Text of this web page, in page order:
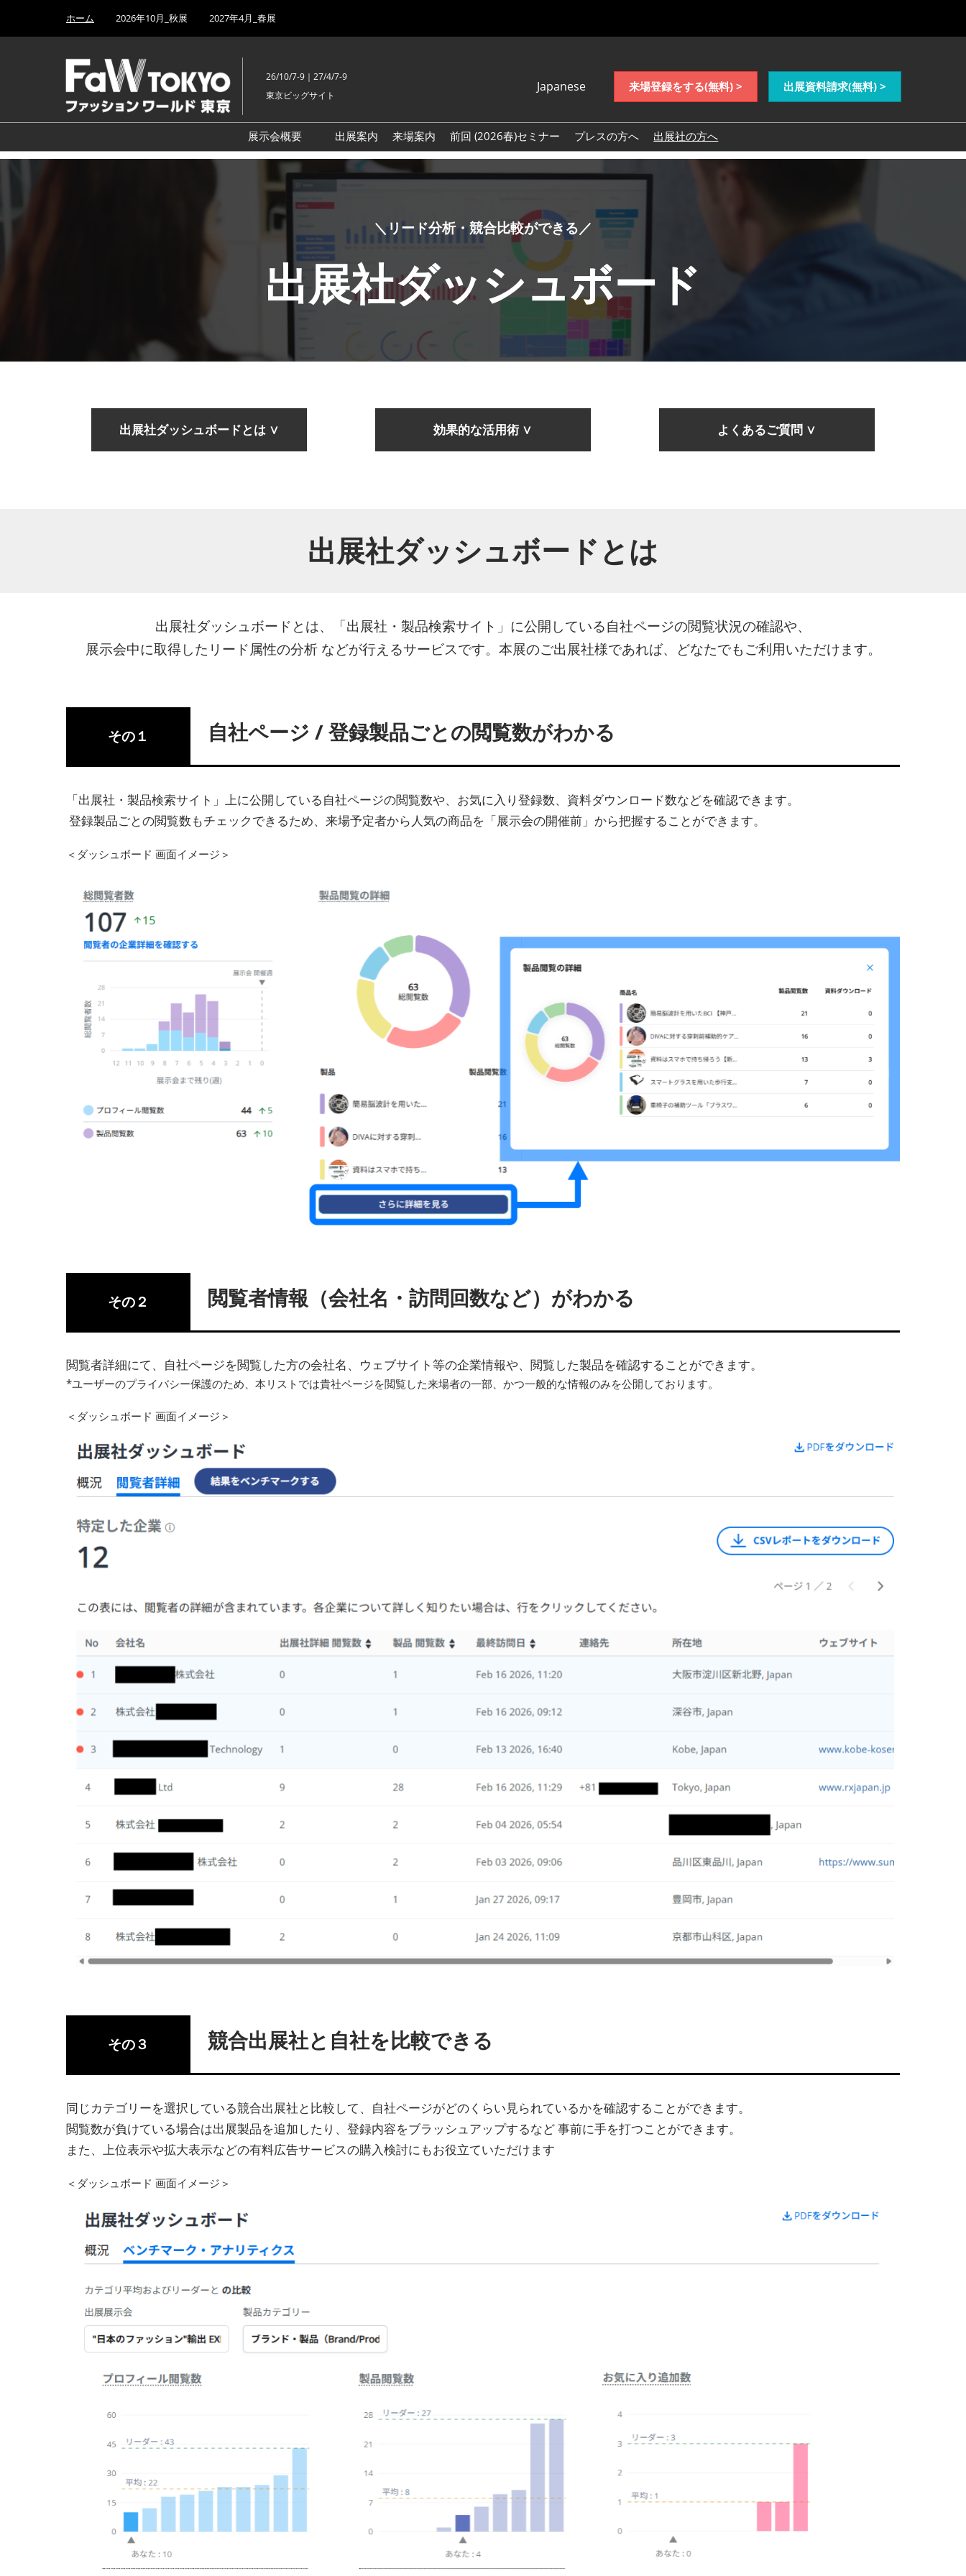
キ
プ
し
て
進
to
ホーム 2026年10月_秋展 2027年4月_春展
26/10/7-9｜27/4/7-9
東京ビッグサイト
Japanese
English
한국어(Naver
来場登録をする(無料) > 出展資料請求(無料) >
展示会概要
日本のファッション 輸出
EXPO
ブランド＆デザイナー
EXPO
デザイナーズゲート -
Designer's Gate-
生地・素材EXPO
アジアの縫製・生産工場
EXPO
ファッションテック EXPO
出展案内 来場案内 前回 (2026春)セミナー プレスの方へ 出展社の方へ
＼リード分析・競合比較ができる／
出展社ダッシュボード
出展社ダッシュボードとは ∨ 効果的な活用術 ∨ よくあるご質問 ∨
出展社ダッシュボードとは
出展社ダッシュボードとは、「出展社・製品検索サイト」に公開している自社ページの閲覧状況の確認や、
展示会中に取得したリード属性の分析 などが行えるサービスです。本展のご出展社様であれば、どなたでもご利用いただけます。
その１ 自社ページ / 登録製品ごとの閲覧数がわかる
「出展社・製品検索サイト」上に公開している自社ページの閲覧数や、お気に入り登録数、資料ダウンロード数などを確認できます。
登録製品ごとの閲覧数もチェックできるため、来場予定者から人気の商品を「展示会の開催前」から把握することができます。
＜ダッシュボード 画面イメージ＞
その２ 閲覧者情報（会社名・訪問回数など）がわかる
閲覧者詳細にて、自社ページを閲覧した方の会社名、ウェブサイト等の企業情報や、閲覧した製品を確認することができます。
*ユーザーのプライバシー保護のため、本リストでは貴社ページを閲覧した来場者の一部、かつ一般的な情報のみを公開しております。
＜ダッシュボード 画面イメージ＞
その３ 競合出展社と自社を比較できる
同じカテゴリーを選択している競合出展社と比較して、自社ページがどのくらい見られているかを確認することができます。
閲覧数が負けている場合は出展製品を追加したり、登録内容をブラッシュアップするなど 事前に手を打つことができます。
また、上位表示や拡大表示などの有料広告サービスの購入検討にもお役立ていただけます
＜ダッシュボード 画面イメージ＞